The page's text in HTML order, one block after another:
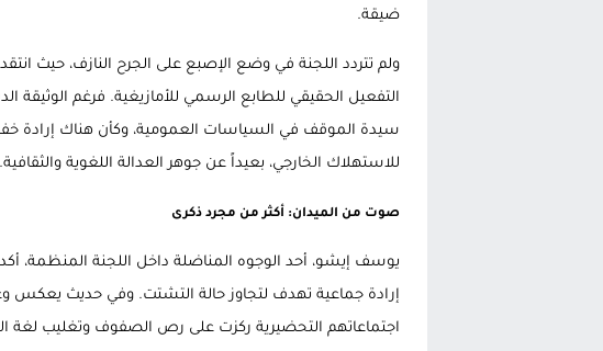
ضيقة.
ولم تتردد اللجنة في وضع الإصبع على الجرح النازف، حيث
التفعيل الحقيقي للطابع الرسمي للأمازيغية. فرغم الوثيقة
سيدة الموقف في السياسات العمومية، وكأن هناك إرادة
للاستهلاك الخارجي، بعيداً عن جوهر العدالة اللغوية والثقافية.
صوت من الميدان: أكثر من مجرد ذكرى
يوسف إيشو، أحد الوجوه المناضلة داخل اللجنة المنظمة،
إرادة جماعية تهدف لتجاوز حالة التشتت. وفي حديث يعكس
اجتماعاتهم التحضيرية ركزت على رص الصفوف وتغليب لغة